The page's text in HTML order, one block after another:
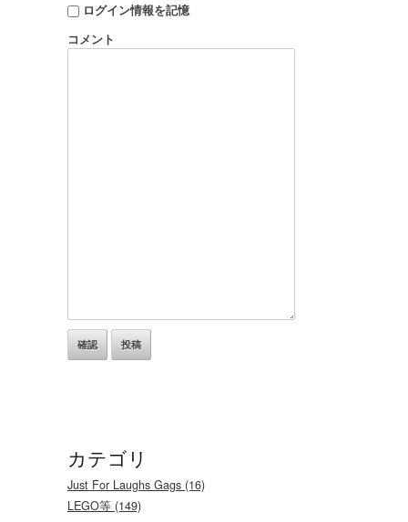
ログイン情報を記憶
コメント
カテゴリ
Just For Laughs Gags (16)
LEGO等 (149)